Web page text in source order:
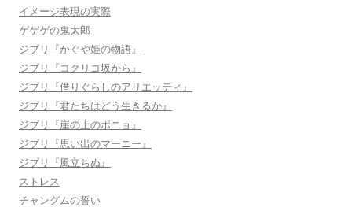
イメージ表現の実際
ゲゲゲの鬼太郎
ジブリ『かぐや姫の物語』
ジブリ『コクリコ坂から』
ジブリ『借りぐらしのアリエッティ』
ジブリ『君たちはどう生きるか』
ジブリ『崖の上のポニョ』
ジブリ『思い出のマーニー』
ジブリ『風立ちぬ』
ストレス
チャングムの誓い